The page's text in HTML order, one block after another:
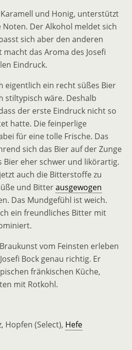
und Honig, unterstützt
Der Alkohol meldet sich
sich aber den anderen
das Aroma des Josefi
Eindruck.
eigentlich ein recht süßes Bier
stiltypisch wäre. Deshalb
der erste Eindruck nicht so
hatte. Die feinperlige
für eine tolle Frische. Das
sich das Bier auf der Zunge
Bier eher schwer und likörartig.
auch die Bitterstoffe zu
und Bitterausgewogen
Das Mundgefühl ist weich.
ein freundliches Bitter mit
vom Feinsten erleben
Bock genau richtig. Er
fränkischen Küche,
mit Rotkohl.
Hopfen (Select), Hefe